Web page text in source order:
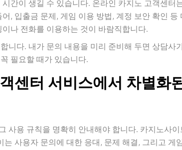
간이 생길 수 있습니다. 온라인 카지노 고객센터
, 입출금 문제, 게임 이용 방법, 계정 보안 확인 등
나 전화를 이용하는 것이 바람직합니다.
니다. 내가 문의 내용을 미리 준비해 두면 상담사
필요할 때가 있습니다.
센터 서비스에서 차별화
사용 규칙을 명확히 안내해야 합니다. 카지노사이
사용자 문의에 대한 응대, 문제 해결, 그리고 게